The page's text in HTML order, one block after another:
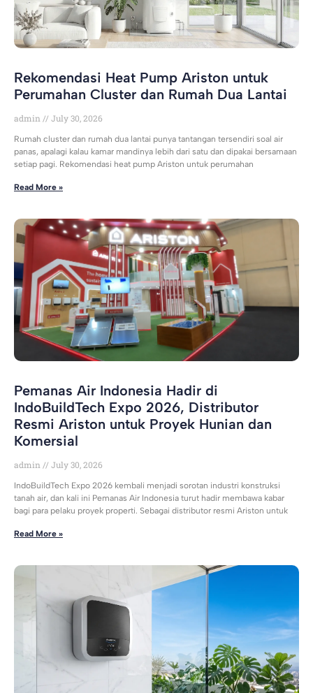
Rekomendasi Heat Pump Ariston untuk
Perumahan Cluster dan Rumah Dua Lantai
admin July 30, 2026
Rumah cluster dan rumah dua lantai punya tantangan tersendiri soal air
panas, apalagi kalau kamar mandinya lebih dari satu dan dipakai bersamaan
setiap pagi. Rekomendasi heat pump Ariston untuk perumahan
Read More »
Pemanas Air Indonesia Hadir di
IndoBuildTech Expo 2026, Distributor
Resmi Ariston untuk Proyek Hunian dan
Komersial
admin July 30, 2026
IndoBuildTech Expo 2026 kembali menjadi sorotan industri konstruksi
tanah air, dan kali ini Pemanas Air Indonesia turut hadir membawa kabar
bagi para pelaku proyek properti. Sebagai distributor resmi Ariston untuk
Read More »